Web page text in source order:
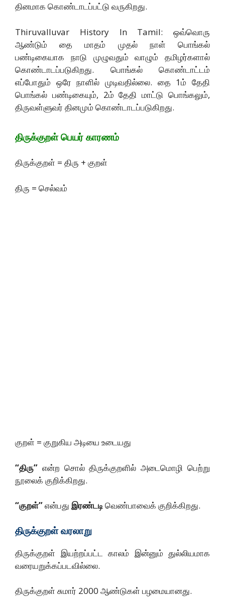
தினமாக கொண்டாடப்பட்டு வருகிறது.
Thiruvalluvar History In Tamil: ஒவ்வொரு
ஆண்டும் தை மாதம் முதல் நாள் பொங்கல்
பண்டிகையாக நாடு முழுவதும் வாழும் தமிழர்களால்
கொண்டாடப்படுகிறது. பொங்கல் கொண்டாட்டம்
எப்போதும் ஒரே நாளில் முடிவதில்லை. தை 1ம் தேதி
பொங்கல் பண்டிகையும், 2ம் தேதி மாட்டு பொங்கலும்,
திருவள்ளுவர் தினமும் கொண்டாடப்படுகிறது.
திருக்குறள்பெயர் காரணம்
திருக்குறள் = திரு + குறள்
திரு = செல்வம்
குறள் = குறுகிய அடியை உடையது
“திரு” என்ற சொல் திருக்குறளில் அடைமொழி பெற்று
நூலைக் குறிக்கிறது.
“குறள்”என்பது இரண்டடிவெண்பாவைக் குறிக்கிறது.
திருக்குறள் வரலாறு
திருக்குறள் இயற்றப்பட்ட காலம் இன்னும் துல்லியமாக
வரையறுக்கப்படவில்லை.
திருக்குறள் சுமார் 2000 ஆண்டுகள் பழமையானது.